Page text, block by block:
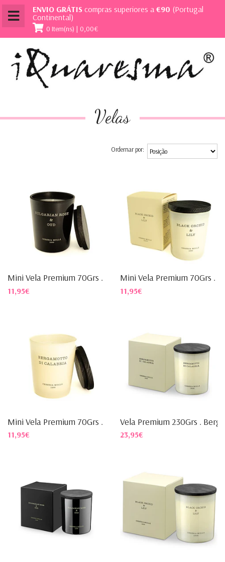
ENVIO GRÁTIS compras superiores a €90 (Portugal
Continental)
0 Item(ns) | 0,00€
Velas
Ordernar por:
Mini Vela Premium 70Grs . B...
11,95€
Mini Vela Premium 70Grs .
11,95€
Mini Vela Premium 70Grs . B...
11,95€
Vela Premium 230Grs .
23,95€